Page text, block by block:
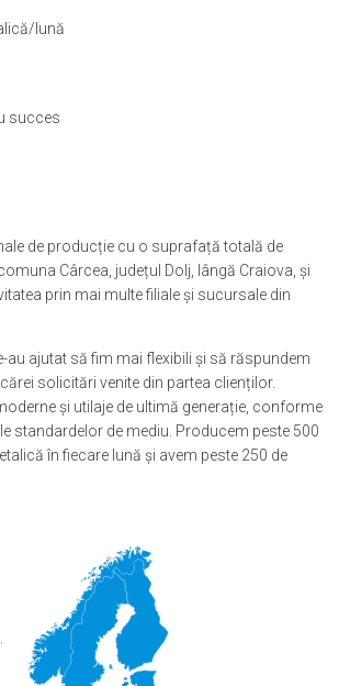
lună
succes
de producție cu o suprafață totală de
Cârcea, județul Dolj, lângă Craiova, și
prin mai multe filiale și sucursale din
au ajutat să fim mai flexibili și să răspundem
solicitări venite din partea clienților.
și utilaje de ultimă generație, conforme
standardelor de mediu. Producem peste 500
în fiecare lună și avem peste 250 de